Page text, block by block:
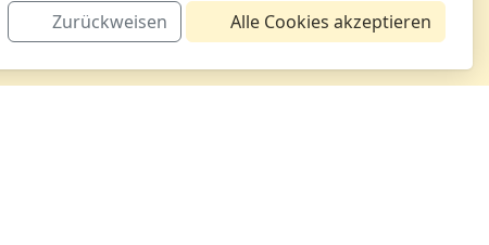
Zurückweisen Alle Cookies akzeptieren